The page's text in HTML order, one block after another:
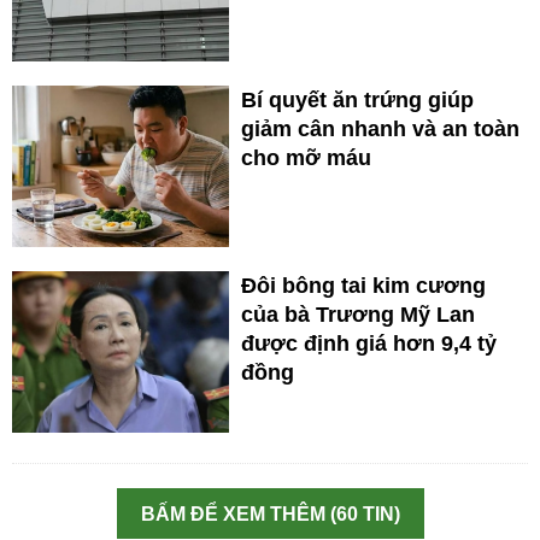
Bí quyết ăn trứng giúp
giảm cân nhanh và an toàn
cho mỡ máu
Đôi bông tai kim cương
của bà Trương Mỹ Lan
được định giá hơn 9,4 tỷ
đồng
BẤM ĐỂ XEM THÊM (60 TIN)